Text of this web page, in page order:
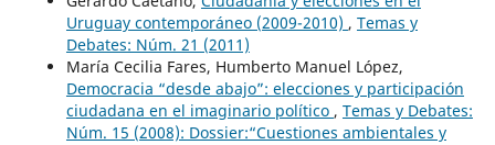
Uruguay contemporáneo (2009-2010) , Temas y
Debates: Núm. 21 (2011)
María Cecilia Fares, Humberto Manuel López,
Democracia “desde abajo”: elecciones y participación
ciudadana en el imaginario político , Temas y Debates:
Núm. 15 (2008): Dossier:“Cuestiones ambientales y